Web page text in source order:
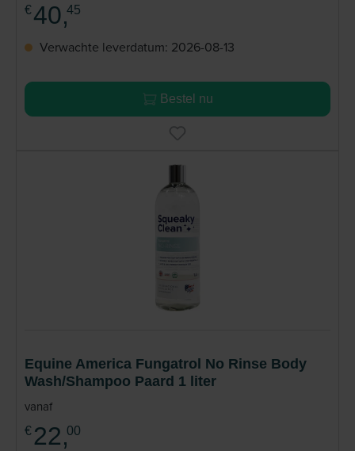
€ 40,45
Verwachte leverdatum: 2026-08-13
Bestel nu
Equine America Fungatrol No Rinse Body
Wash/Shampoo Paard 1 liter
vanaf
€ 22,00